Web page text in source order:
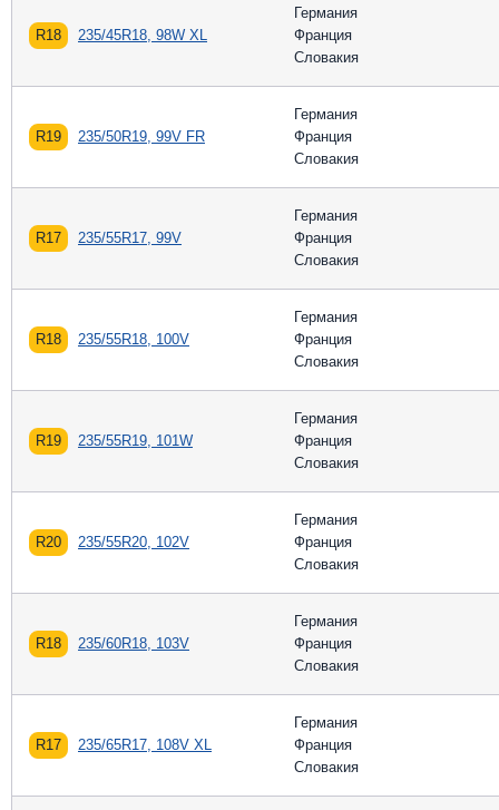
R18 235/45R18, 98W XL
Германия
Франция
Словакия
R19 235/50R19, 99V FR
Германия
Франция
Словакия
R17 235/55R17, 99V
Германия
Франция
Словакия
R18 235/55R18, 100V
Германия
Франция
Словакия
R19 235/55R19, 101W
Германия
Франция
Словакия
R20 235/55R20, 102V
Германия
Франция
Словакия
R18 235/60R18, 103V
Германия
Франция
Словакия
R17 235/65R17, 108V XL
Германия
Франция
Словакия